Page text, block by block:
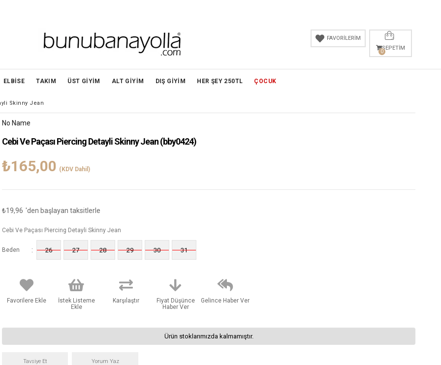
SEPETIM
0
FAVORİLERİM
ELBİSE TAKIM ÜST GİYİM ALT GİYİM DIŞ GİYİM HER ŞEY 250TL ÇOCUK
Skinny Jean
No Name
Cebi Ve Paçası Piercing Detayli Skinny Jean(bby0424)
₺165,00 (KDV Dahil)
₺19,96 'den başlayan taksitlerle
Cebi Ve Paçası Piercing Detayli Skinny Jean
Beden : 26 27 28 29 30 31
Favorilere Ekle
İstek Listeme
Ekle
Karşılaştır
Fiyat Düşünce
Haber Ver
Gelince Haber Ver
Ürün stoklarımızda kalmamıştır.
Tavsiye Et Yorum Yaz